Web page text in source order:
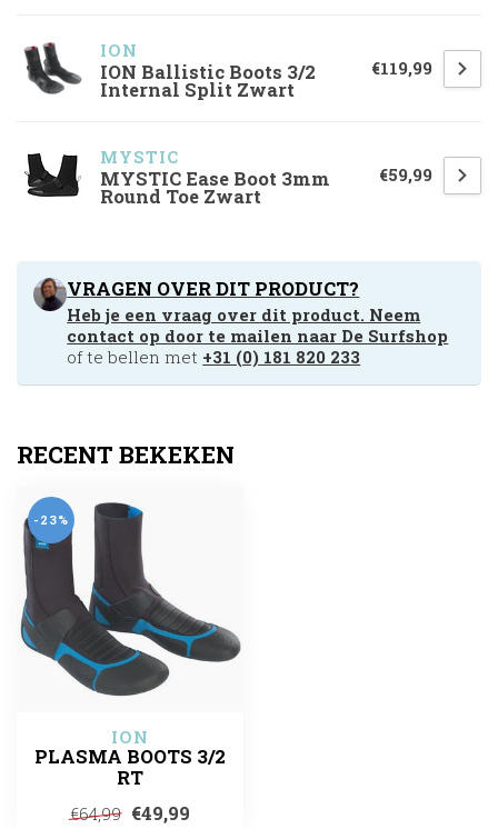
ION
ION Ballistic Boots 3/2
Internal Split Zwart
€119,99
MYSTIC
MYSTIC Ease Boot 3mm
Round Toe Zwart
€59,99
VRAGEN OVER DIT PRODUCT?
Heb je een vraag over dit product. Neem
contact op door te mailen naar De Surfshop
of te bellen met +31 (0) 181 820 233
RECENT BEKEKEN
-23%
ION
PLASMA BOOTS 3/2
RT
€64,99 €49,99